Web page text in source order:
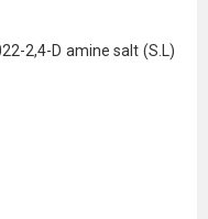
2,4-D amine salt (S.L)